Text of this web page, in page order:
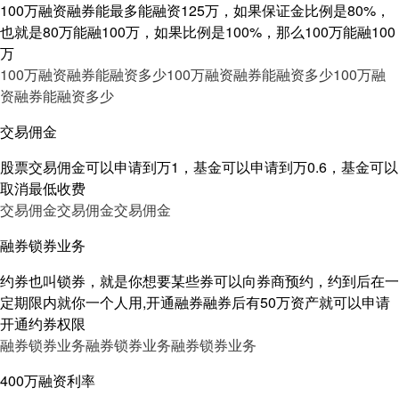
100万融资融券能最多能融资125万，如果保证金比例是80%，
也就是80万能融100万，如果比例是100%，那么100万能融100
万
100万融资融券能融资多少100万融资融券能融资多少100万融
资融券能融资多少
交易佣金
股票交易佣金可以申请到万1，基金可以申请到万0.6，基金可以
取消最低收费
交易佣金交易佣金交易佣金
融券锁券业务
约券也叫锁券，就是你想要某些券可以向券商预约，约到后在一
定期限内就你一个人用,开通融券融券后有50万资产就可以申请
开通约券权限
融券锁券业务融券锁券业务融券锁券业务
400万融资利率